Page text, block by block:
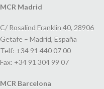
MCR Madrid
C/ Rosalind Franklin 40, 28906
Getafe – Madrid, España
Telf: +34 91 440 07 00
Fax: +34 91 304 99 07
MCR Barcelona